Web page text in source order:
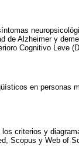
de Alzheimer y
Cognitivo Leve
en personas
criterios y
Scopus y Web of